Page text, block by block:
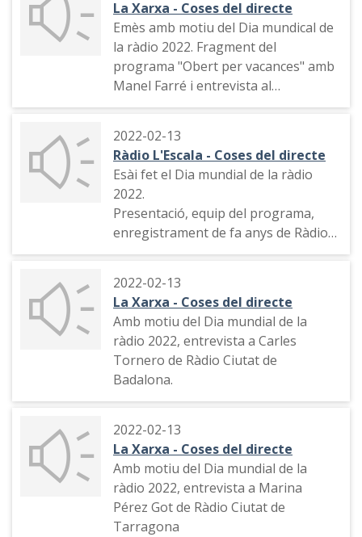
La Xarxa - Coses del directe
Emès amb motiu del Dia mundical de
la ràdio 2022. Fragment del
programa "Obert per vacances" amb
Manel Farré i entrevista al
presentador.
2022-02-13
Ràdio L'Escala - Coses del directe
Esài fet el Dia mundial de la ràdio
2022.
Presentació, equip del programa,
enregistrament de fa anys de Ràdio
L'Escala i conversa amb Abel Font
2022-02-13
La Xarxa - Coses del directe
Amb motiu del Dia mundial de la
ràdio 2022, entrevista a Carles
Tornero de Ràdio Ciutat de
Badalona.
2022-02-13
La Xarxa - Coses del directe
Amb motiu del Dia mundial de la
ràdio 2022, entrevista a Marina
Pérez Got de Ràdio Ciutat de
Tarragona